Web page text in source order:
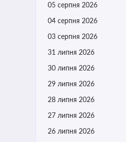
05 серпня 2026
04 серпня 2026
03 серпня 2026
31 липня 2026
30 липня 2026
29 липня 2026
28 липня 2026
27 липня 2026
26 липня 2026